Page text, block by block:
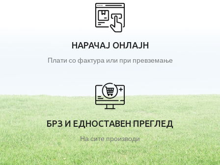
НАРАЧАЈ ОНЛАЈН
Плати со фактура или при превземање
БРЗ И ЕДНОСТАВЕН ПРЕГЛЕД
На сите производи